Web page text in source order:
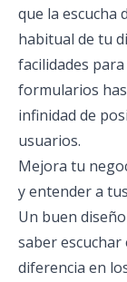
que la escucha
habitual de tu
facilidades
formularios
infinidad de
usuarios.
Mejora tu
y entender a
Un buen
saber
diferencia en